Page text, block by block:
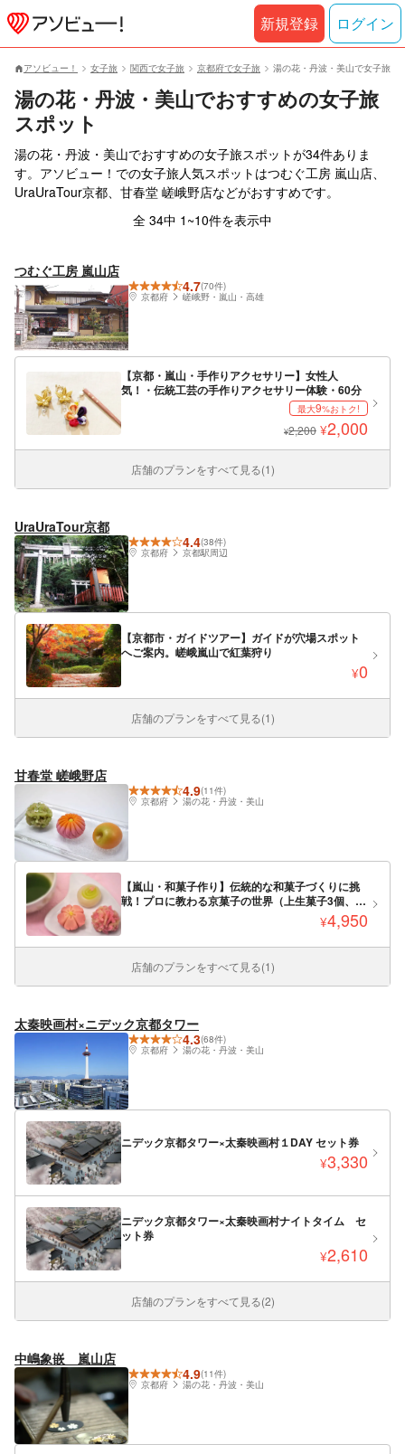
アソビュー！ 女子旅 関西で女子旅 京都府で女子旅 湯の花・丹波・美山で女子旅
湯の花・丹波・美山でおすすめの女子旅
スポット
湯の花・丹波・美山でおすすめの女子旅スポットが34件ありま
す。アソビュー！での女子旅人気スポットはつむぐ工房 嵐山店、
UraUraTour京都、甘春堂 嵯峨野店などがおすすめです。
全 34中 1~10件を表示中
つむぐ工房 嵐山店
4.7(70件)
京都府
嵯峨野・嵐山・高雄
【京都・嵐山・手作りアクセサリー】女性人
気！・伝統工芸の手作りアクセサリー体験・60分
最大9%おトク!
¥2,200 ¥2,000
店舗のプランをすべて見る(1)
UraUraTour京都
4.4(38件)
京都府
京都駅周辺
【京都市・ガイドツアー】ガイドが穴場スポット
へご案内。嵯峨嵐山で紅葉狩り
¥0
店舗のプランをすべて見る(1)
甘春堂 嵯峨野店
4.9(11件)
京都府
湯の花・丹波・美山
【嵐山・和菓子作り】伝統的な和菓子づくりに挑
戦！プロに教わる京菓子の世界（上生菓子3個、干
¥4,950
店舗のプランをすべて見る(1)
太秦映画村×ニデック京都タワー
4.3(68件)
京都府
湯の花・丹波・美山
ニデック京都タワー×太秦映画村１DAY セット券
¥3,330
ニデック京都タワー×太秦映画村ナイトタイム セ
ット券
¥2,610
店舗のプランをすべて見る(2)
中嶋象嵌 嵐山店
4.9(11件)
京都府
湯の花・丹波・美山
新規登録 ログイン